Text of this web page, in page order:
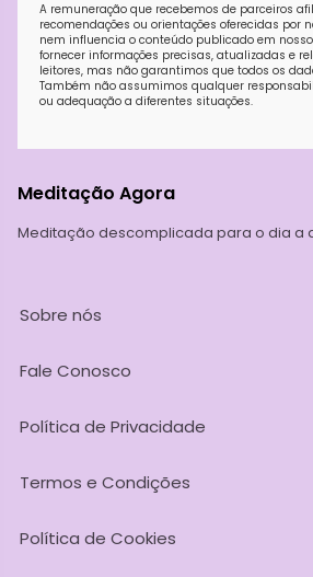
A remuneração que recebemos de parceiros
recomendações ou orientações oferecidas por
nem influencia o conteúdo publicado em
fornecer informações precisas, atualizadas e
leitores, mas não garantimos que todos os
Também não assumimos qualquer
ou adequação a diferentes situações.
Meditação Agora
Meditação descomplicada para o dia a
Sobre nós
Fale Conosco
Política de Privacidade
Termos e Condições
Política de Cookies